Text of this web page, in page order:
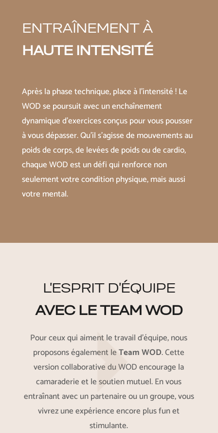
ENTRAÎNEMENT À
HAUTE INTENSITÉ
Après la phase technique, place à l’intensité ! Le
WOD se poursuit avec un enchaînement
dynamique d’exercices conçus pour vous pousser
à vous dépasser. Qu’il s’agisse de mouvements au
poids de corps, de levées de poids ou de cardio,
chaque WOD est un défi qui renforce non
seulement votre condition physique, mais aussi
votre mental.
L’ESPRIT D’ÉQUIPE
AVEC LE TEAM WOD
Pour ceux qui aiment le travail d’équipe, nous
proposons également leTeam WOD. Cette
version collaborative du WOD encourage la
camaraderie et le soutien mutuel. En vous
entraînant avec un partenaire ou un groupe, vous
vivrez une expérience encore plus fun et
stimulante.